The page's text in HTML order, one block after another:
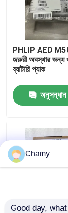
আমাদের সম্পর্কে
কারখানা ভ্রমণ
মান নিয়ন্ত্রণ
উদ্ধৃতির জন্য আবেদন
রোগীর মনিটর
PHLIP AED
জরুরী অবস্থার জন্য
ব্যাটারি প্যাক
অনুসন্ধান
Chamy
Good day,